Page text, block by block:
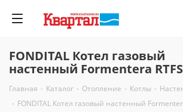
FONDITAL Котел газовый
настенный Formentera
Главная - Каталог - Отопление - Котлы -
- FONDITAL Котел газовый настенный